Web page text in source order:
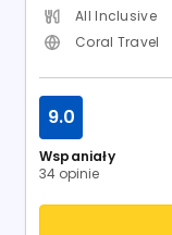
All Inclusive
Coral Travel
Wspaniały
34 opinie
9.0